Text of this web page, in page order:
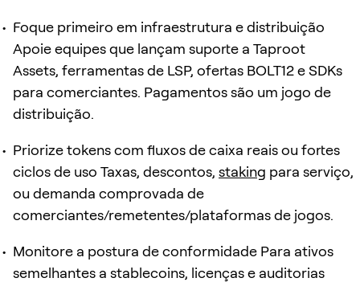
Foque primeiro em infraestrutura e distribuição
Apoie equipes que lançam suporte a Taproot
Assets, ferramentas de LSP, ofertas BOLT12 e SDKs
para comerciantes. Pagamentos são um jogo de
distribuição.
Priorize tokens com fluxos de caixa reais ou fortes
ciclos de uso Taxas, descontos, staking para serviço,
ou demanda comprovada de
comerciantes/remetentes/plataformas de jogos.
Monitore a postura de conformidade Para ativos
semelhantes a stablecoins, licenças e auditorias